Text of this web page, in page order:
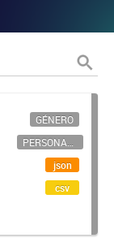
GÉNERO
PERSONAL CIENTÍFICO-TECNOLÓGICO
json
csv